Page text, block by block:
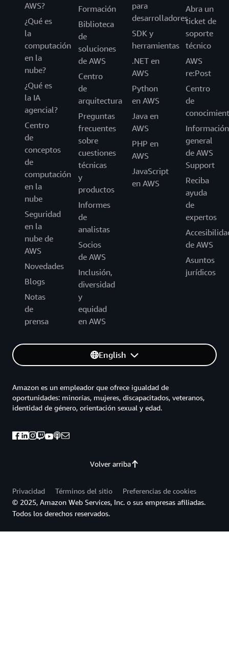
AWS?
¿Qué es
la
computación
en la
nube?
¿Qué es
la IA
agencial?
Centro
de
conceptos
de
computación
en la
nube
Seguridad
en la
nube de
AWS
Novedades
Blogs
Notas
de
prensa
Formación
Biblioteca
de
soluciones
de AWS
Centro
de
arquitectura
Preguntas
frecuentes
sobre
cuestiones
técnicas
y
productos
Informes
de
analistas
Socios
de AWS
Inclusión,
diversidad
y
equidad
en AWS
para
desarrolladores
SDK y
herramientas
.NET en
AWS
Python
en AWS
Java en
AWS
PHP en
AWS
JavaScript
en AWS
Abra un
ticket de
soporte
técnico
AWS
re:Post
Centro
de
Información
general
de AWS
Support
Reciba
ayuda
de
expertos
de AWS
Asuntos
jurídicos
English
Volver arriba
Amazon es un empleador que ofrece igualdad de
oportunidades: minorías, mujeres, discapacitados, veteranos,
identidad de género, orientación sexual y edad.
Privacidad Términos del sitio
Preferencias de cookies
© 2025, Amazon Web Services, Inc. o sus empresas afiliadas.
Todos los derechos reservados.